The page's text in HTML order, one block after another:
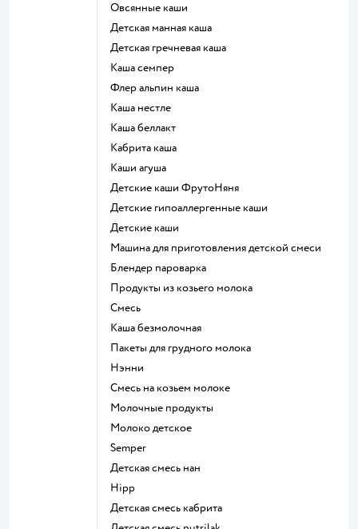
овсянные каши
детская манная каша
детская гречневая каша
каша семпер
флер альпин каша
каша нестле
каша беллакт
кабрита каша
каши агуша
Детские каши ФрутоНяня
Детские гипоаллергенные каши
детские каши
машина для приготовления детской смеси
блендер пароварка
продукты из козьего молока
смесь
каша безмолочная
пакеты для грудного молока
нэнни
смесь на козьем молоке
молочные продукты
молоко детское
semper
детская смесь нан
hipp
детская смесь кабрита